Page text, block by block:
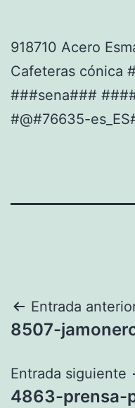
918710 Acero
Cafeteras cónica
###sena###
#@#76635-
de
entradas
Entrada
8507-
Entrada siguiente
4863-prensa-